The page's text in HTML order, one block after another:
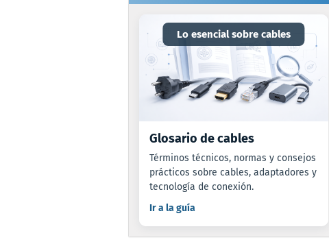
Lo esencial sobre cables
Glosario de cables
Términos técnicos, normas y consejos
prácticos sobre cables, adaptadores y
tecnología de conexión.
Ir a la guía